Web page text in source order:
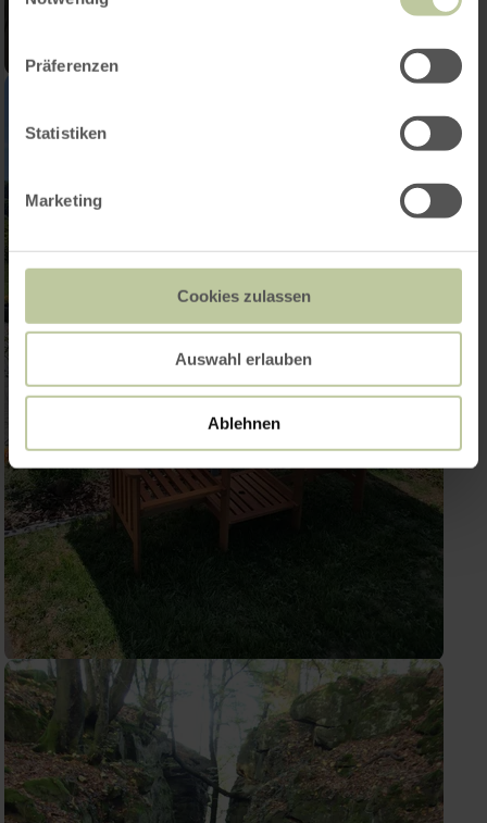
Präferenzen
Statistiken
Marketing
Cookies zulassen
Auswahl erlauben
Ablehnen